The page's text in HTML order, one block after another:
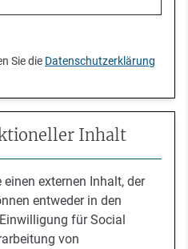
Sie die Datenschutzerklärung
Inhalt
externen Inhalt, der
entweder in den
für Social
von